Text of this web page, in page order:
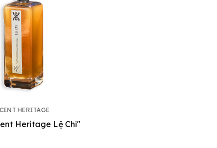
HERITAGE
Heritage Lệ Chi"